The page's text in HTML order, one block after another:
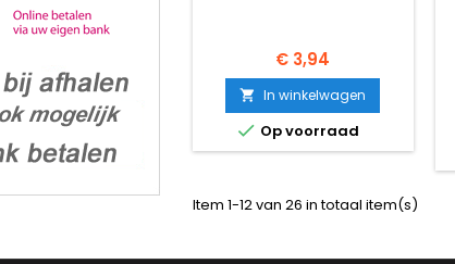
Prijs
€ 3,94
 In winkelwagen
 Op voorraad
Item 1-12 van 26 in totaal item(s)